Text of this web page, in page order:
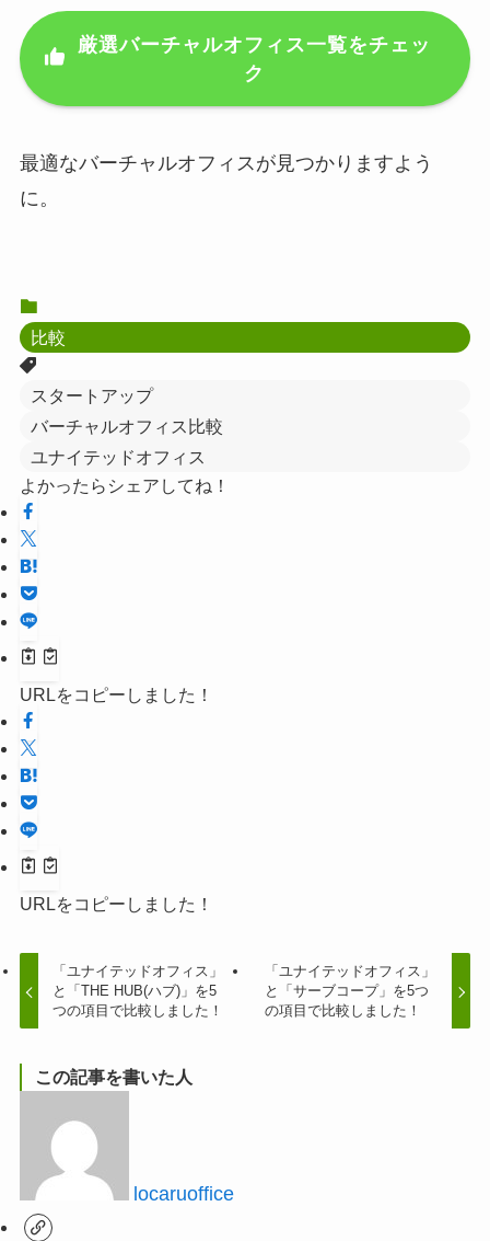
厳選バーチャルオフィス一覧をチェッ
ク
最適なバーチャルオフィスが見つかりますよう
に。
比較
スタートアップ
バーチャルオフィス比較
ユナイテッドオフィス
よかったらシェアしてね！
URLをコピーしました！
URLをコピーしました！
「ユナイテッドオフィス」
と「THE HUB(ハブ)」を5
つの項目で比較しました！
「ユナイテッドオフィス」
と「サーブコープ」を5つ
の項目で比較しました！
この記事を書いた人
locaruoffice